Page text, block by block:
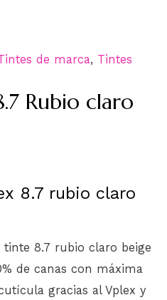
de marca, Tintes
Rubio claro
8.7 rubio claro
8.7 rubio claro beige
de canas con máxima
gracias al Vplex y